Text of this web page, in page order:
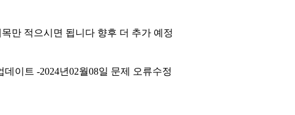
만 적으시면 됩니다 향후 더 추가 예정
이트 -2024년02월08일 문제 오류수정